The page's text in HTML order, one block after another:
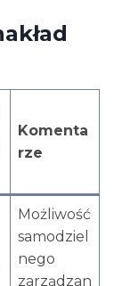
Komenta
rze
Możliwość
samodziel
nego
zarządzan